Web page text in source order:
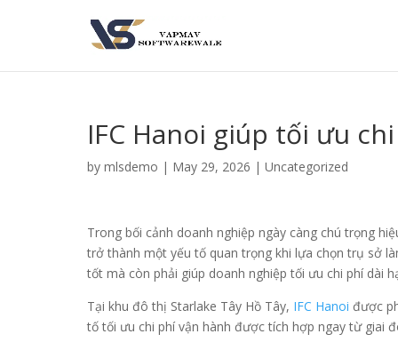
IFC Hanoi giúp tối ưu
by mlsdemo | May 29, 2026 | Uncategorized
Trong bối cảnh doanh nghiệp ngày càng chú trọng
trở thành một yếu tố quan trọng khi lựa chọn trụ sở
tốt mà còn phải giúp doanh nghiệp tối ưu chi phí dài
Tại khu đô thị Starlake Tây Hồ Tây, IFC Hanoi được
tố tối ưu chi phí vận hành được tích hợp ngay từ giai